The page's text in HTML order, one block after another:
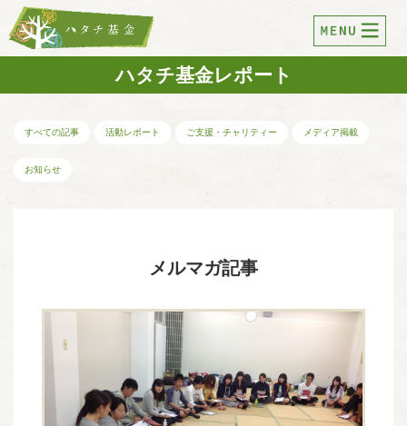
ハタチ基金レポート
すべての記事 活動レポート ご支援・チャリティー メディア掲載
お知らせ
メルマガ記事